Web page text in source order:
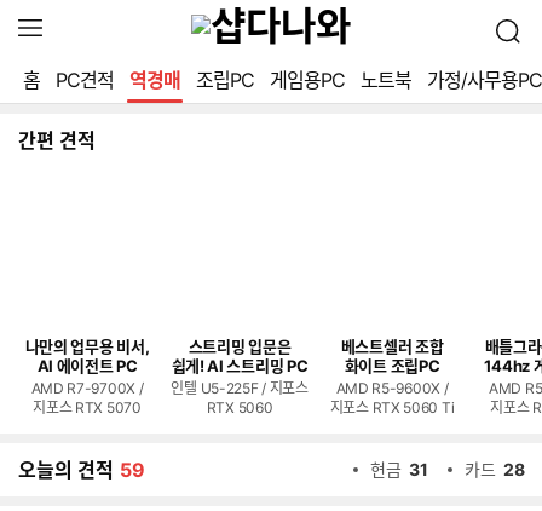
역
열
기
검
색
홈
PC견적 역경매 조립PC 게임용PC 노트북 가정/사무용PC
간편 견적
나만의 업무용 비서,
AI 에이전트 PC
AMD R7-9700X /
지포스 RTX 5070
스트리밍 입문은
쉽게! AI 스트리밍 PC
인텔 U5-225F / 지포스
RTX 5060
베스트셀러 조합
화이트 조립PC
AMD R5-9600X /
지포스 RTX 5060 Ti
배틀그
144hz
AMD
지포스
오늘의 견적 59 현금 31 카드 28